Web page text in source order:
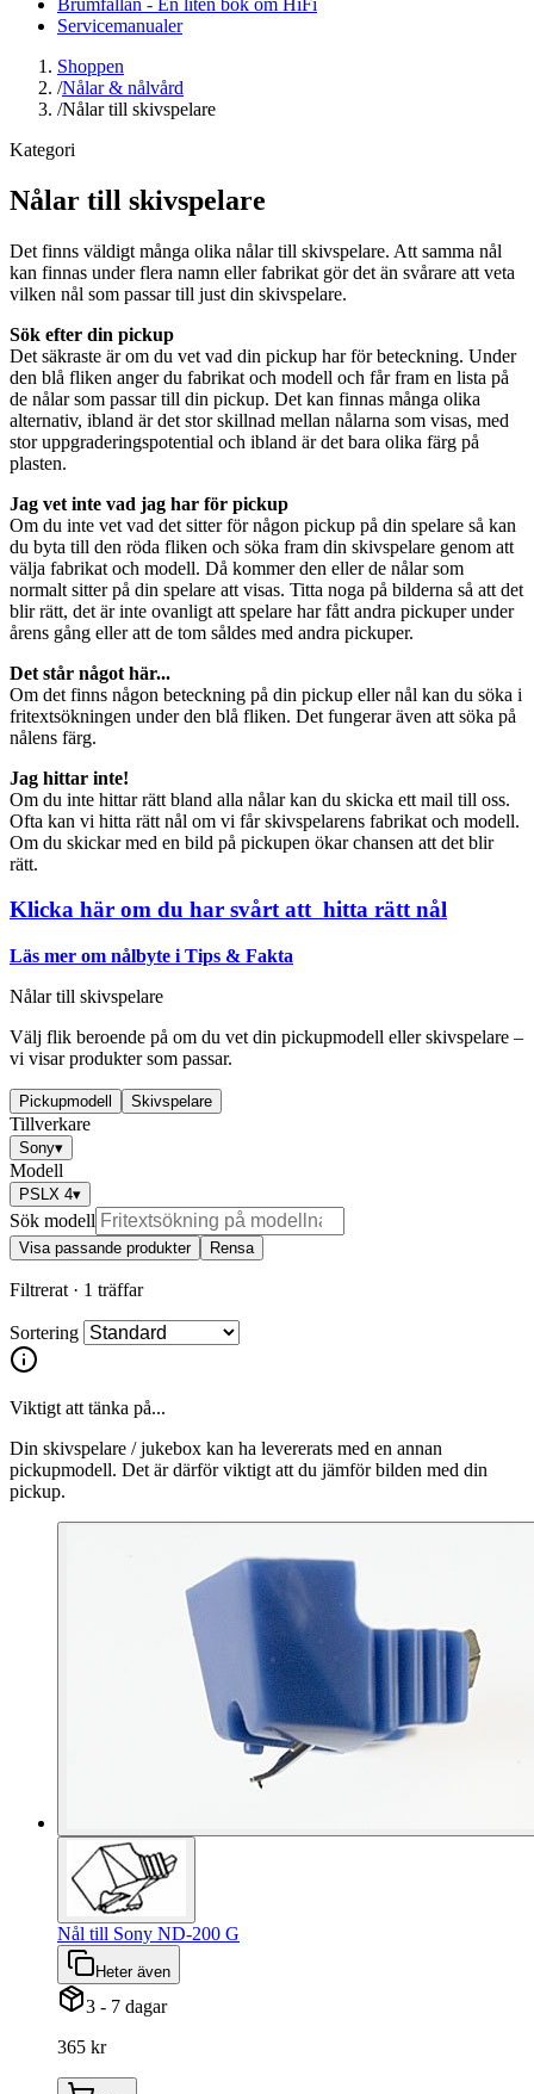
Servicemanualer
Shoppen
/Nålar & nålvård
/Nålar till skivspelare
Kategori
Nålar till skivspelare
Det finns väldigt många olika nålar till skivspelare. Att samma nål
kan finnas under flera namn eller fabrikat gör det än svårare att veta
vilken nål som passar till just din skivspelare.
Sök efter din pickup
Det säkraste är om du vet vad din pickup har för beteckning. Under
den blå fliken anger du fabrikat och modell och får fram en lista på
de nålar som passar till din pickup. Det kan finnas många olika
alternativ, ibland är det stor skillnad mellan nålarna som visas, med
stor uppgraderingspotential och ibland är det bara olika färg på
plasten.
Jag vet inte vad jag har för pickup
Om du inte vet vad det sitter för någon pickup på din spelare så kan
du byta till den röda fliken och söka fram din skivspelare genom att
välja fabrikat och modell. Då kommer den eller de nålar som
normalt sitter på din spelare att visas. Titta noga på bilderna så att det
blir rätt, det är inte ovanligt att spelare har fått andra pickuper under
årens gång eller att de tom såldes med andra pickuper.
Det står något här...
Om det finns någon beteckning på din pickup eller nål kan du söka i
fritextsökningen under den blå fliken. Det fungerar även att söka på
nålens färg.
Jag hittar inte!
Om du inte hittar rätt bland alla nålar kan du skicka ett mail till oss.
Ofta kan vi hitta rätt nål om vi får skivspelarens fabrikat och modell.
Om du skickar med en bild på pickupen ökar chansen att det blir
rätt.
Klicka här om du har svårt att hitta rätt nål
Läs mer om nålbyte i Tips & Fakta
Nålar till skivspelare
Välj flik beroende på om du vet din pickupmodell eller skivspelare –
vi visar produkter som passar.
Pickupmodell Skivspelare
Tillverkare
Sony▾
Modell
PSLX 4▾
Sök modell
Visa passande produkter Rensa
Filtrerat · 1 träffar
Sortering
Viktigt att tänka på...
Din skivspelare / jukebox kan ha levererats med en annan
pickupmodell. Det är därför viktigt att du jämför bilden med din
pickup.
Nål till Sony ND-200 G
Heter även
3 - 7 dagar
365 kr